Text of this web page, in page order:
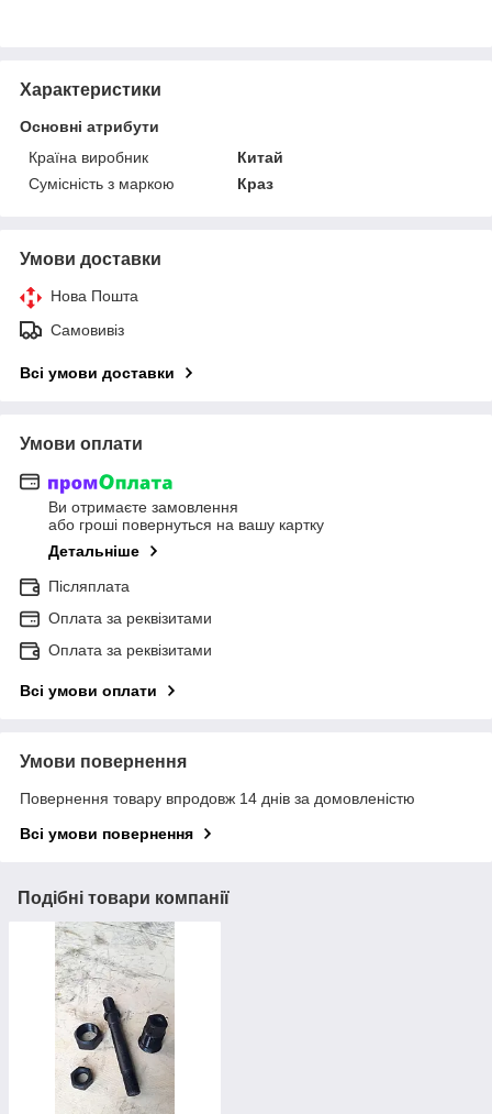
Характеристики
Основні атрибути
Країна виробник
Китай
Сумісність з маркою
Краз
Умови доставки
Нова Пошта
Самовивіз
Всі умови доставки
Умови оплати
Ви отримаєте замовлення
або гроші повернуться на вашу картку
Детальніше
Післяплата
Оплата за реквізитами
Оплата за реквізитами
Всі умови оплати
Умови повернення
Повернення товару впродовж 14 днів за домовленістю
Всі умови повернення
Подібні товари компанії